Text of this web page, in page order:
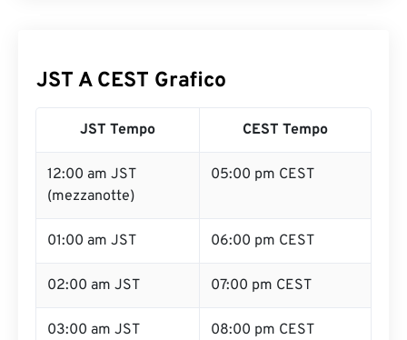
JST A CEST Grafico
JST Tempo CEST Tempo
12:00 am JST
(mezzanotte)
05:00 pm CEST
01:00 am JST 06:00 pm CEST
02:00 am JST 07:00 pm CEST
03:00 am JST 08:00 pm CEST